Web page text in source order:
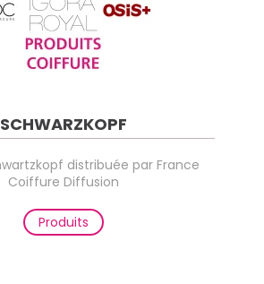
SCHWARZKOPF
distribuée par France
Coiffure Diffusion
Produits